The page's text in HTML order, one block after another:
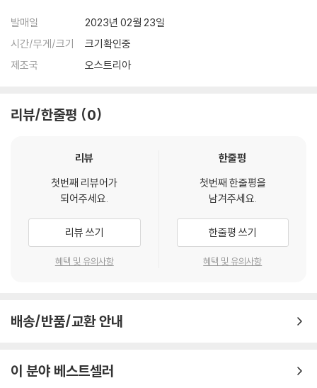
발매일
2023년 02월 23일
시간/무게/크기
크기확인중
제조국
오스트리아
리뷰/한줄평 0
리뷰
첫번째 리뷰어가
되어주세요.
리뷰 쓰기
혜택 및 유의사항
한줄평
첫번째 한줄평을
남겨주세요.
한줄평 쓰기
혜택 및 유의사항
배송/반품/교환 안내
이 분야 베스트셀러